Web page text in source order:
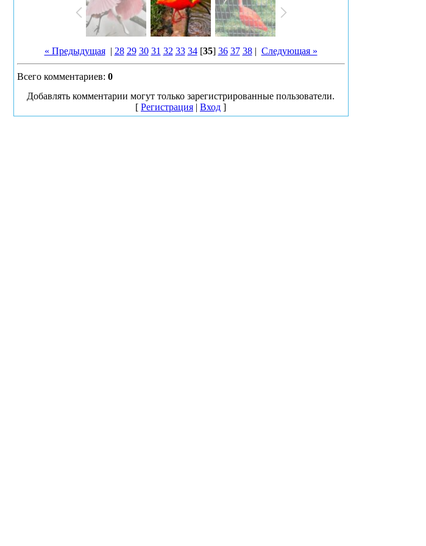
« Предыдущая| 28 29 30 31 32 33 34[35] 36 37 38| Следующая »
Всего комментариев: 0
Добавлять комментарии могут только зарегистрированные пользователи.
[ Регистрация | Вход ]